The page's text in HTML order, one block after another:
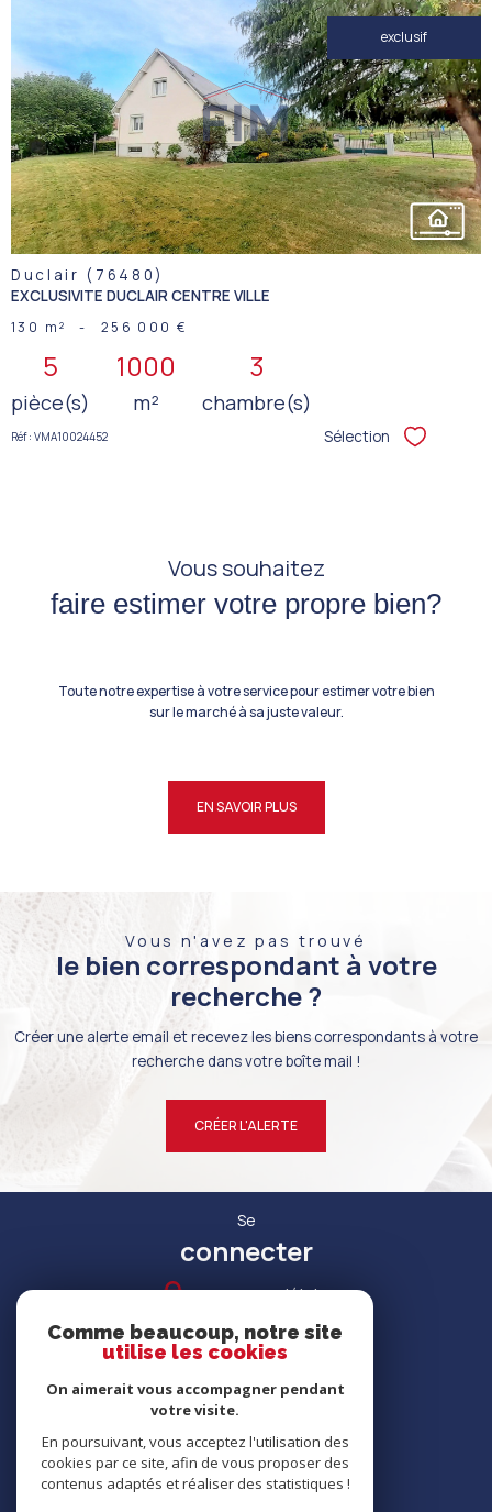
exclusif
VOIR LE
BIEN
Duclair (76480)
EXCLUSIVITE DUCLAIR CENTRE VILLE
130 m² - 256 000 €
5
pièce(s)
1000
m²
3
chambre(s)
Réf : VMA10024452 Sélection Sélectionner
Vous souhaitez
faire estimer votre propre bien?
Toute notre expertise à votre service pour estimer votre bien
sur le marché à sa juste valeur.
EN SAVOIR PLUS
Vous n'avez pas trouvé
le bien correspondant à votre
recherche ?
Créer une alerte email et recevez les biens correspondants à votre
recherche dans votre boîte mail !
CRÉER L'ALERTE
Se
connecter
espace propriétaire
Nous
Comme beaucoup, notre site
utilise les cookies
On aimerait vous accompagner pendant
votre visite.
En poursuivant, vous acceptez l'utilisation des
cookies par ce site, afin de vous proposer des
contenus adaptés et réaliser des statistiques !